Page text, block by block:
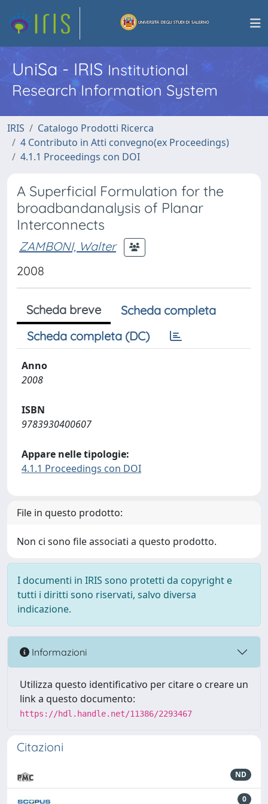
UniSa - IRISInstitutional
Research Information System
IRIS
Catalogo Prodotti Ricerca
4 Contributo in Atti convegno(ex Proceedings)
4.1.1 Proceedings con DOI
A Superficial Formulation for the
broadbandanalysis of Planar
Interconnects
ZAMBONI, Walter
2008
Scheda breve
Scheda completa
Scheda completa (DC)
Anno
2008
ISBN
9783930400607
Appare nelle tipologie:
4.1.1 Proceedings con DOI
File in questo prodotto:
Non ci sono file associati a questo prodotto.
I documenti in IRIS sono protetti da copyright e
tutti i diritti sono riservati, salvo diversa
indicazione.
Informazioni
Utilizza questo identificativo per citare o creare un
link a questo documento:
https://hdl.handle.net/11386/2293467
Citazioni
ND
0